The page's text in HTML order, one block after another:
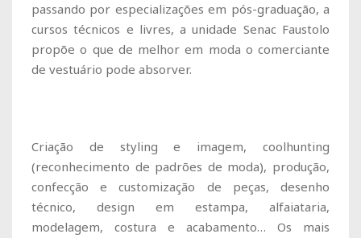
passando por especializações em pós-graduação, a
cursos técnicos e livres, a unidade Senac Faustolo
propõe o que de melhor em moda o comerciante
de vestuário pode absorver.
Criação de styling e imagem, coolhunting
(reconhecimento de padrões de moda), produção,
confecção e customização de peças, desenho
técnico, design em estampa, alfaiataria,
modelagem, costura e acabamento… Os mais